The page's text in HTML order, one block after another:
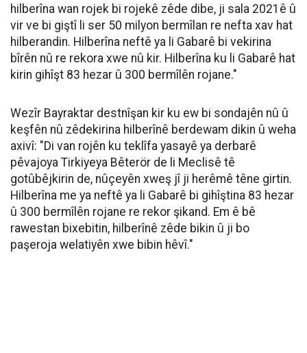
hilberîna wan rojek bi rojekê zêde dibe, ji sala 2021ê û
vir ve bi giştî li ser 50 milyon bermîlan re nefta xav hat
hilberandin. Hilberîna neftê ya li Gabarê bi vekirina
bîrên nû re rekora xwe nû kir. Hilberîna ku li Gabarê hat
kirin gihîşt 83 hezar û 300 bermîlên rojane."
Wezîr Bayraktar destnîşan kir ku ew bi sondajên nû û
keşfên nû zêdekirina hilberînê berdewam dikin û weha
axivî: "Di van rojên ku teklîfa yasayê ya derbarê
pêvajoya Tirkiyeya Bêterör de li Meclisê tê
gotûbêjkirin de, nûçeyên xweş jî ji herêmê têne girtin.
Hilberîna me ya neftê ya li Gabarê bi gihîştina 83 hezar
û 300 bermîlên rojane re rekor şikand. Em ê bê
rawestan bixebitin, hilberînê zêde bikin û ji bo
paşeroja welatiyên xwe bibin hêvî."